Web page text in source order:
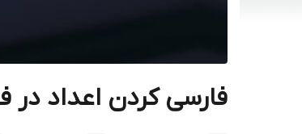
فارسی کردن اعداد